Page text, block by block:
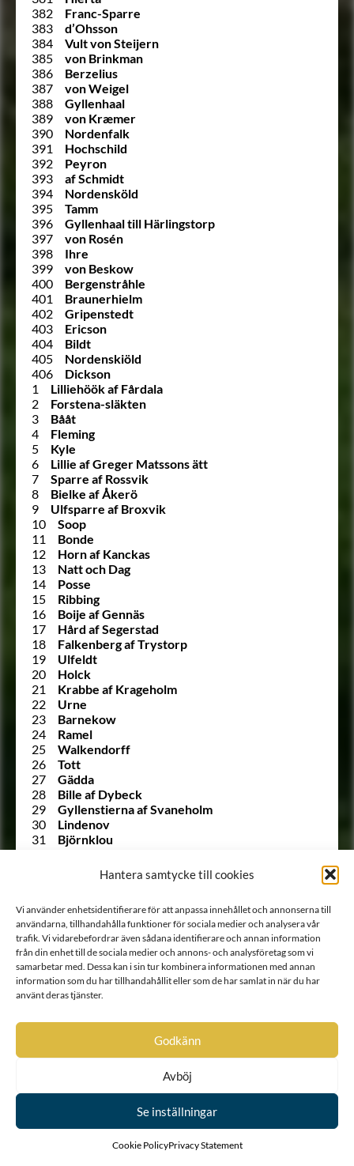
Hantera samtycke till cookies
Vi använder enhetsidentifierare för att anpassa innehållet och annonserna till
användarna, tillhandahålla funktioner för sociala medier och analysera vår
trafik. Vi vidarebefordrar även sådana identifierare och annan information
från din enhet till de sociala medier och annons- och analysföretag som vi
samarbetar med. Dessa kan i sin tur kombinera informationen med annan
information som du har tillhandahållit eller som de har samlat in när du har
använt deras tjänster.
Godkänn
Avböj
Se inställningar
Cookie PolicyPrivacy Statement
382
Franc-Sparre
383
d’Ohsson
384
Vult von Steijern
385
von Brinkman
386
Berzelius
387
von Weigel
388
Gyllenhaal
389
von Kræmer
390
Nordenfalk
391
Hochschild
392
Peyron
393
af Schmidt
394
Nordensköld
395
Tamm
396
Gyllenhaal till Härlingstorp
397
von Rosén
398
Ihre
399
von Beskow
400
Bergenstråhle
401
Braunerhielm
402
Gripenstedt
403
Ericson
404
Bildt
405
Nordenskiöld
406
Dickson
1
Lilliehöök af Fårdala
2
Forstena-släkten
3
Bååt
4
Fleming
5
Kyle
6
Lillie af Greger Matssons ätt
7
Sparre af Rossvik
8
Bielke af Åkerö
9
Ulfsparre af Broxvik
10
Soop
11
Bonde
12
Horn af Kanckas
13
Natt och Dag
14
Posse
15
Ribbing
16
Boije af Gennäs
17
Hård af Segerstad
18
Falkenberg af Trystorp
19
Ulfeldt
20
Holck
21
Krabbe af Krageholm
22
Urne
23
Barnekow
24
Ramel
25
Walkendorff
26
Tott
27
Gädda
28
Bille af Dybeck
29
Gyllenstierna af Svaneholm
30
Lindenov
31
Björnklou
Ehrenstéen
Lilliecrona
36
Trolle
37
Rosenstråle
1303 A
Siöstierna
528 A
von Snoilsky
38
Carpelan
39
Stiernkors
Gyllenhierta
41
Hinsebergs-släkten
Ållongren i Östergötland
Kruse af Elghammar
46
Krabbe af Svaneby
Bratt af Höglunda